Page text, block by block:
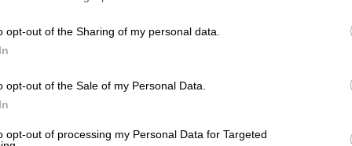
opt-out of the Sharing of my personal data.
opt-out of the Sale of my Personal Data.
opt-out of processing my Personal Data for Targeted
Σαν Σήμερα
Δυο γήπεδα και δυο σοβαρά
Δουβλίνο 1920, Σαντιάγκο 1973: Δυο
Ιστορία: Ο πρώτος για τους νεκρούς